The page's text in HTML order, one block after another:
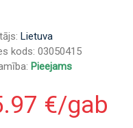
Lietuva
kods: 03050415
Pieejams
€/gab